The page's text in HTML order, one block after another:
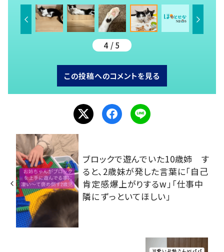
4 / 5
この投稿へのコメントを見る
ブロックで遊んでいた10歳姉 す
ると、2歳妹が発した言葉に「自己
肯定感爆上がりするw」「仕事中
隣にずっといてほしい」